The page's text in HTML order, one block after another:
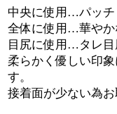
中央に使用…パッチ
全体に使用…華やか
目尻に使用…タレ目
柔らかく優しい印
す。
接着面が少ない為お